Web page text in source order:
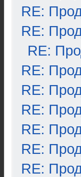
RE:
RE:
RE:
RE:
RE:
RE:
RE:
RE:
RE: